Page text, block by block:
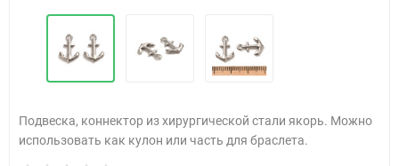
Подвеска, коннектор из хирургической стали якорь. Можно
использовать как кулон или часть для браслета.